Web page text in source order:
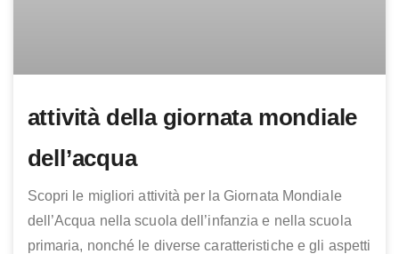
attività della giornata mondiale
dell’acqua
Scopri le migliori attività per la Giornata Mondiale
dell’Acqua nella scuola dell’infanzia e nella scuola
primaria, nonché le diverse caratteristiche e gli aspetti